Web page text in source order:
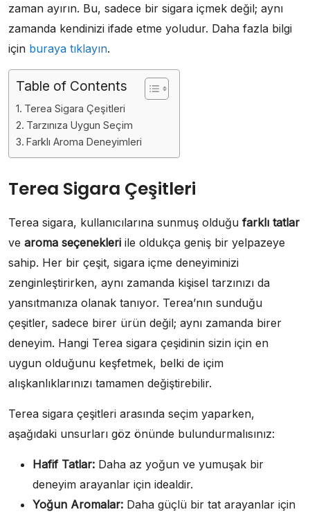
zaman ayırın. Bu, sadece bir sigara içmek değil; aynı
zamanda kendinizi ifade etme yoludur. Daha fazla bilgi
için buraya tıklayın.
Table of Contents
Terea Sigara Çeşitleri
Tarzınıza Uygun Seçim
Farklı Aroma Deneyimleri
Terea Sigara Çeşitleri
Terea sigara, kullanıcılarına sunmuş olduğu farklı tatlar
ve aroma seçenekleri ile oldukça geniş bir yelpazeye
sahip. Her bir çeşit, sigara içme deneyiminizi
zenginleştirirken, aynı zamanda kişisel tarzınızı da
yansıtmanıza olanak tanıyor. Terea’nın sunduğu
çeşitler, sadece birer ürün değil; aynı zamanda birer
deneyim. Hangi Terea sigara çeşidinin sizin için en
uygun olduğunu keşfetmek, belki de içim
alışkanlıklarınızı tamamen değiştirebilir.
Terea sigara çeşitleri arasında seçim yaparken,
aşağıdaki unsurları göz önünde bulundurmalısınız:
Hafif Tatlar: Daha az yoğun ve yumuşak bir
deneyim arayanlar için idealdir.
Yoğun Aromalar: Daha güçlü bir tat arayanlar için